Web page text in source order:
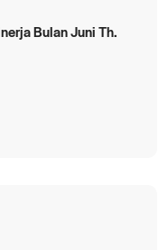
Bulan Juni Th.